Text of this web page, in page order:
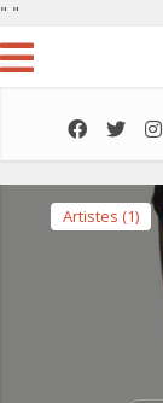
" "
Artistes (1)